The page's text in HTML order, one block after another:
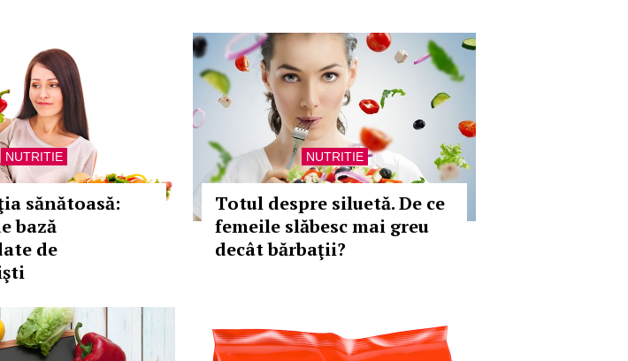
NUTRITIE
sănătoasă:
bază
de
NUTRITIE
Totul despre siluetă. De ce
femeile slăbesc mai greu
decât bărbaţii?